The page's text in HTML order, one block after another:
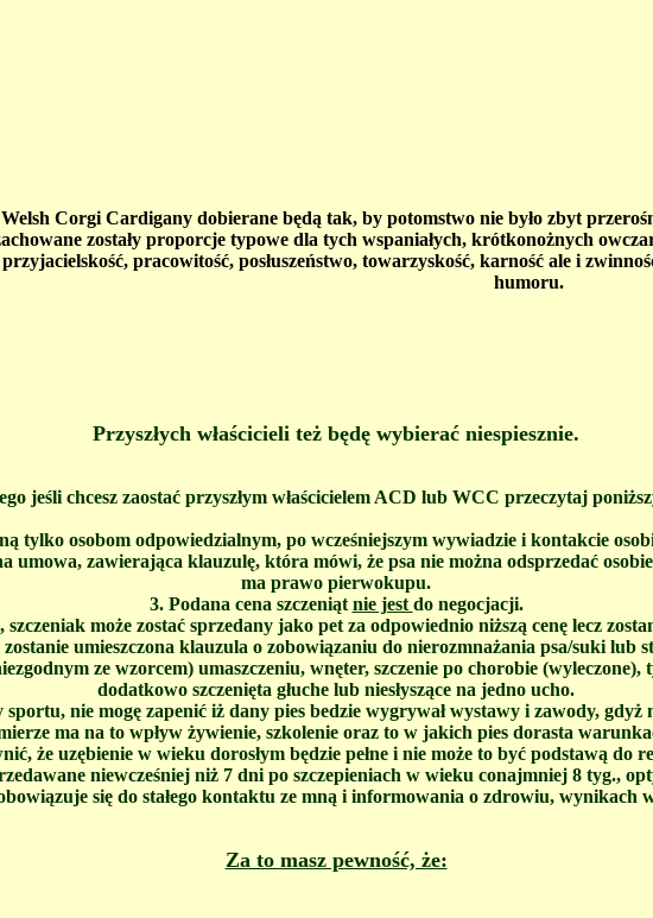
Welsh Corgi Cardigany dobierane będą tak, by potomstwo nie było zbyt
zostały proporcje typowe dla tych wspaniałych, krótkonożnych
przyjacielskość, pracowitość, posłuszeństwo, towarzyskość, karność ale i
humoru.
Przyszłych właścicieli też będę wybierać niespiesznie.
jeśli chcesz zaostać przyszłym właścicielem ACD lub WCC przeczytaj
tylko osobom odpowiedzialnym, po wcześniejszym wywiadzie i kontakcie
umowa, zawierająca klauzulę, która mówi, że psa nie można odsprzedać
ma prawo pierwokupu.
3. Podana cena szczeniąt nie jest do negocjacji.
może zostać sprzedany jako pet za odpowiednio niższą cenę lecz
umieszczona klauzula o zobowiązaniu do nierozmnażania psa/suki lub
ze wzorcem) umaszczeniu, wnęter, szczenie po chorobie
dodatkowo szczenięta głuche lub niesłyszące na jedno ucho.
nie mogę zapenić iż dany pies bedzie wygrywał wystawy i zawody,
ma na to wpływ żywienie, szkolenie oraz to w jakich pies dorasta
że uzębienie w wieku dorosłym będzie pełne i nie może to być podstawą do
niewcześniej niż 7 dni po szczepieniach w wieku conajmniej 8 tyg.,
się do stałego kontaktu ze mną i informowania o zdrowiu, wynikach
Za to masz pewność, że: